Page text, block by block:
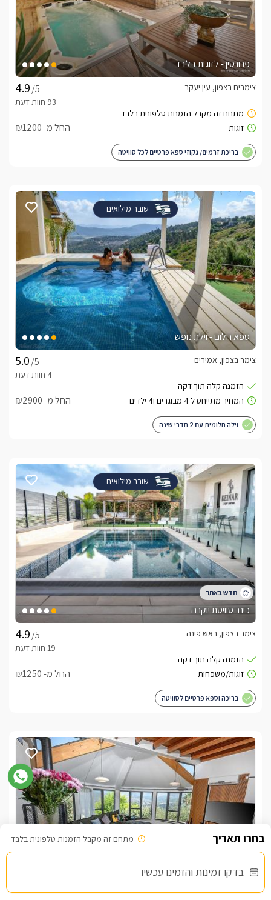
מתחם זה מקבל הזמנות טלפונית בלבד
בדקו זמינות והזמינו עכשיו
פרונסין - לזוגות בלבד
/5
צימרים בצפון, עין יעקב
החל מ- ₪1200
בריכת זרמים/ גקוזי ספא פרטיים לכל סוויטה
שובר מילואים
ספא חלום - וילת נופש
/5
צימר בצפון, אמירים
החל מ- ₪2900
וילה חלומית עם 2 חדרי שינה
שובר מילואים
כינר סוויטת יוקרה
/5
צימר בצפון, ראש פינה
החל מ- ₪1250
בריכה וספא פרטיים לסוויטה